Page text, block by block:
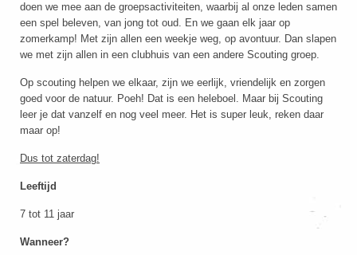
doen we mee aan de groepsactiviteiten, waarbij al onze leden samen
een spel beleven, van jong tot oud. En we gaan elk jaar op
zomerkamp! Met zijn allen een weekje weg, op avontuur. Dan slapen
we met zijn allen in een clubhuis van een andere Scouting groep.
Op scouting helpen we elkaar, zijn we eerlijk, vriendelijk en zorgen
goed voor de natuur. Poeh! Dat is een heleboel. Maar bij Scouting
leer je dat vanzelf en nog veel meer. Het is super leuk, reken daar
maar op!
Dus tot zaterdag!
Leeftijd
7 tot 11 jaar
Wanneer?